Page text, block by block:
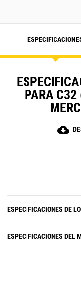
PARA C32
cloud_download
ESPECIFICACIONES DE
ESPECIFICACIONES DEL